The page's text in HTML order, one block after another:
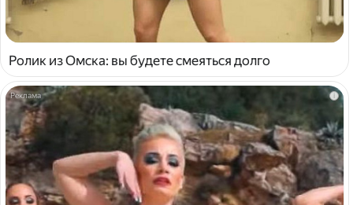
Ролик из Омска: вы будете смеяться долго
i